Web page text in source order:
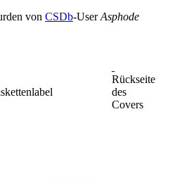
von CSDb-UserAsphode
Rückseite
des
Covers